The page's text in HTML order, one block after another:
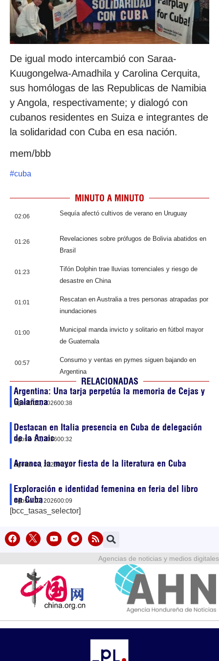
De igual modo intercambió con Saraa-
Kuugongelwa-Amadhila y Carolina Cerquita,
sus homólogas de las Republicas de Namibia
y Angola, respectivamente; y dialogó con
cubanos residentes en Suiza e integrantes de
la solidaridad con Cuba en esa nación.
mem/bbb
#cuba
MINUTO A MINUTO
02:06 Sequía afectó cultivos de verano en Uruguay
01:26
Revelaciones sobre prófugos de Bolivia abatidos en
Brasil
01:23
Tifón Dolphin trae lluvias torrenciales y riesgo de
desastre en China
01:01
Rescatan en Australia a tres personas atrapadas por
inundaciones
01:00
Municipal manda invicto y solitario en fútbol mayor
de Guatemala
00:57
Consumo y ventas en pymes siguen bajando en
Argentina
RELACIONADAS
Argentina: Una tarja perpetúa la memoria de Cejas y
Galañena
agosto 10, 202600:38
Destacan en Italia presencia en Cuba de delegación
de la Anaic
agosto 10, 202600:32
Arranca la mayor fiesta de la literatura en Cuba
agosto 10, 202600:16
Exploración e identidad femenina en feria del libro
en Cuba
agosto 10, 202600:09
[bcc_tasas_selector]
Agencias de noticias y medios digitales